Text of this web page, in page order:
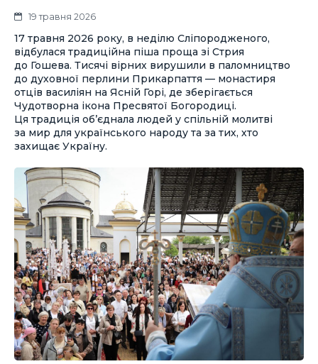
19 травня 2026
17 травня 2026 року, в неділю Сліпородженого,
відбулася традиційна піша проща зі Стрия
до Гошева. Тисячі вірних вирушили в паломництво
до духовної перлини Прикарпаття — монастиря
отців василіян на Ясній Горі, де зберігається
Чудотворна ікона Пресвятої Богородиці.
Ця традиція об’єднала людей у спільній молитві
за мир для українського народу та за тих, хто
захищає Україну.